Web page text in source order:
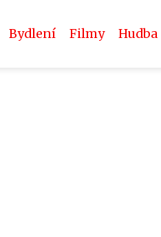
Bydlení Filmy Hudba